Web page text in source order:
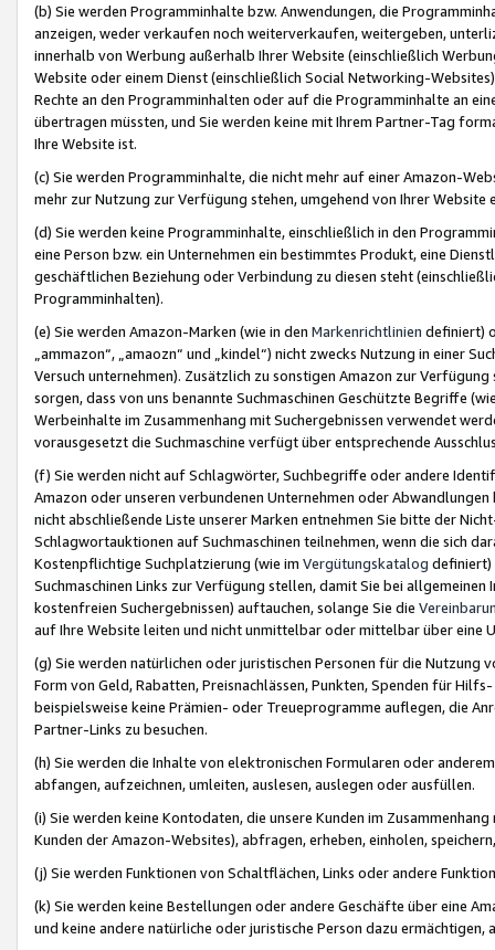
(b) Sie werden Programminhalte bzw. Anwendungen, die
anzeigen, weder verkaufen noch weiterverkaufen, weitergeben,
innerhalb von Werbung außerhalb Ihrer Website (einschließlich
Website oder einem Dienst (einschließlich Social Networking-
Rechte an den Programminhalten oder auf die Programminhalte an
übertragen müssten, und Sie werden keine mit Ihrem Partner-Tag
Ihre Website ist.
(c) Sie werden Programminhalte, die nicht mehr auf einer Amazon-
mehr zur Nutzung zur Verfügung stehen, umgehend von Ihrer
(d) Sie werden keine Programminhalte, einschließlich in den
eine Person bzw. ein Unternehmen ein bestimmtes Produkt, eine
geschäftlichen Beziehung oder Verbindung zu diesen steht
Programminhalten).
(e) Sie werden Amazon-Marken (wie in den Markenrichtlinien definiert)
„ammazon“, „amaozn“ und „kindel“) nicht zwecks Nutzung in einer
Versuch unternehmen). Zusätzlich zu sonstigen Amazon zur
sorgen, dass von uns benannte Suchmaschinen Geschützte Begriffe
Werbeinhalte im Zusammenhang mit Suchergebnissen verwendet
vorausgesetzt die Suchmaschine verfügt über entsprechende
(f) Sie werden nicht auf Schlagwörter, Suchbegriffe oder andere
Amazon oder unseren verbundenen Unternehmen oder
nicht abschließende Liste unserer Marken entnehmen Sie bitte der
Schlagwortauktionen auf Suchmaschinen teilnehmen, wenn die sich
Kostenpflichtige Suchplatzierung (wie im Vergütungskatalog definiert)
Suchmaschinen Links zur Verfügung stellen, damit Sie bei
kostenfreien Suchergebnissen) auftauchen, solange Sie die
auf Ihre Website leiten und nicht unmittelbar oder mittelbar über eine
(g) Sie werden natürlichen oder juristischen Personen für die Nutzung
Form von Geld, Rabatten, Preisnachlässen, Punkten, Spenden für
beispielsweise keine Prämien- oder Treueprogramme auflegen, die
Partner-Links zu besuchen.
(h) Sie werden die Inhalte von elektronischen Formularen oder
abfangen, aufzeichnen, umleiten, auslesen, auslegen oder ausfüllen.
(i) Sie werden keine Kontodaten, die unsere Kunden im
Kunden der Amazon-Websites), abfragen, erheben, einholen,
(j) Sie werden Funktionen von Schaltflächen, Links oder andere
(k) Sie werden keine Bestellungen oder andere Geschäfte über eine
und keine andere natürliche oder juristische Person dazu